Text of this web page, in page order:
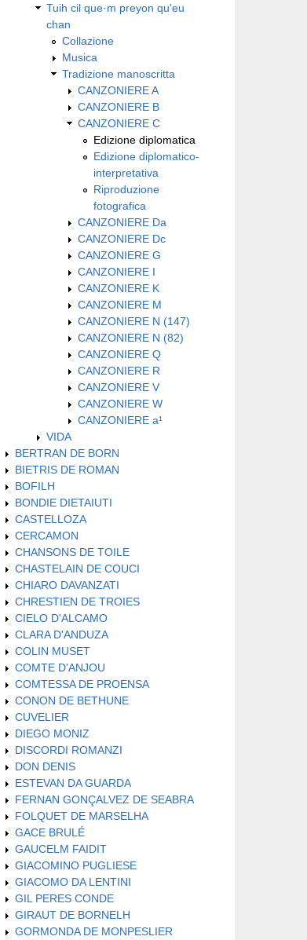
Tuih cil que·m preyon qu'eu
chan
Collazione
Musica
Tradizione manoscritta
CANZONIERE A
CANZONIERE B
CANZONIERE C
Edizione diplomatica
Edizione diplomatico-
interpretativa
Riproduzione
fotografica
CANZONIERE Da
CANZONIERE Dc
CANZONIERE G
CANZONIERE I
CANZONIERE K
CANZONIERE M
CANZONIERE N (147)
CANZONIERE N (82)
CANZONIERE Q
CANZONIERE R
CANZONIERE V
CANZONIERE W
CANZONIERE a¹
VIDA
BERTRAN DE BORN
BIETRIS DE ROMAN
BOFILH
BONDIE DIETAIUTI
CASTELLOZA
CERCAMON
CHANSONS DE TOILE
CHASTELAIN DE COUCI
CHIARO DAVANZATI
CHRESTIEN DE TROIES
CIELO D'ALCAMO
CLARA D'ANDUZA
COLIN MUSET
COMTE D'ANJOU
COMTESSA DE PROENSA
CONON DE BETHUNE
CUVELIER
DIEGO MONIZ
DISCORDI ROMANZI
DON DENIS
ESTEVAN DA GUARDA
FERNAN GONÇALVEZ DE SEABRA
FOLQUET DE MARSELHA
GACE BRULÉ
GAUCELM FAIDIT
GIACOMINO PUGLIESE
GIACOMO DA LENTINI
GIL PERES CONDE
GIRAUT DE BORNELH
GORMONDA DE MONPESLIER